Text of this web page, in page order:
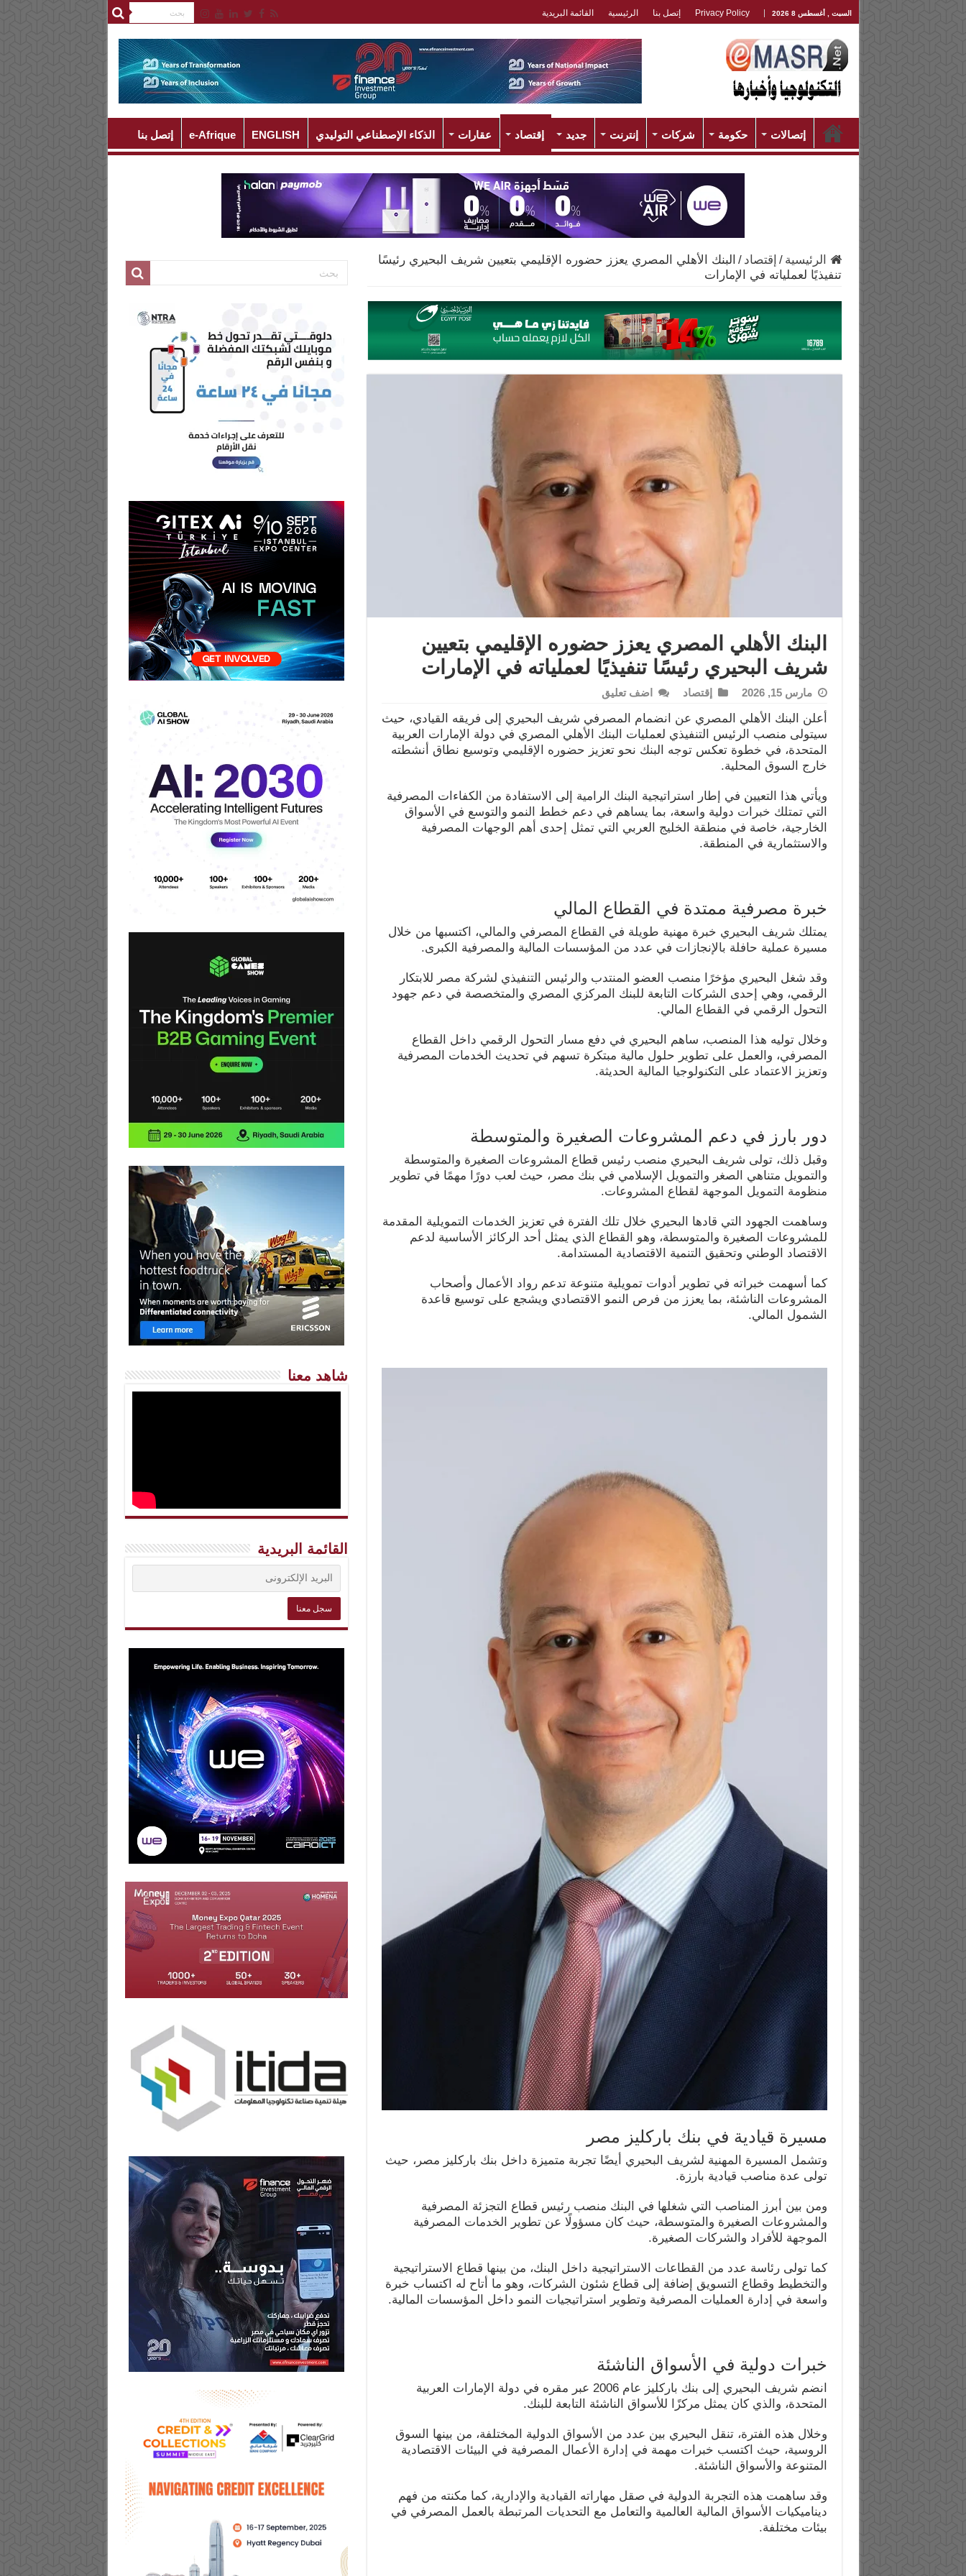
السبت , أغسطس 8 2026 Privacy Policy إتصل بنا الرئيسية القائمة البريدية
إتصالات حكومة شركات إنترنت جديد إقتصاد عقارات الذكاء الإصطناعي التوليدي ENGLISH
e-Afrique إتصل بنا
الرئيسية / إقتصاد / البنك الأهلي المصري يعزز حضوره الإقليمي بتعيين شريف البحيري رئيسًا
تنفيذيًا لعملياته في الإمارات
البنك الأهلي المصري يعزز حضوره الإقليمي بتعيين
شريف البحيري رئيسًا تنفيذيًا لعملياته في الإمارات
مارس 15, 2026 إقتصاد اضف تعليق
أعلن البنك الأهلي المصري عن انضمام المصرفي شريف البحيري إلى فريقه القيادي، حيث
سيتولى منصب الرئيس التنفيذي لعمليات البنك الأهلي المصري في دولة الإمارات العربية
المتحدة، في خطوة تعكس توجه البنك نحو تعزيز حضوره الإقليمي وتوسيع نطاق أنشطته
خارج السوق المحلية.
ويأتي هذا التعيين في إطار استراتيجية البنك الرامية إلى الاستفادة من الكفاءات المصرفية
التي تمتلك خبرات دولية واسعة، بما يساهم في دعم خطط النمو والتوسع في الأسواق
الخارجية، خاصة في منطقة الخليج العربي التي تمثل إحدى أهم الوجهات المصرفية
والاستثمارية في المنطقة.
خبرة مصرفية ممتدة في القطاع المالي
يمتلك شريف البحيري خبرة مهنية طويلة في القطاع المصرفي والمالي، اكتسبها من خلال
مسيرة عملية حافلة بالإنجازات في عدد من المؤسسات المالية والمصرفية الكبرى.
وقد شغل البحيري مؤخرًا منصب العضو المنتدب والرئيس التنفيذي لشركة مصر للابتكار
الرقمي، وهي إحدى الشركات التابعة للبنك المركزي المصري والمتخصصة في دعم جهود
التحول الرقمي في القطاع المالي.
وخلال توليه هذا المنصب، ساهم البحيري في دفع مسار التحول الرقمي داخل القطاع
المصرفي، والعمل على تطوير حلول مالية مبتكرة تسهم في تحديث الخدمات المصرفية
وتعزيز الاعتماد على التكنولوجيا المالية الحديثة.
دور بارز في دعم المشروعات الصغيرة والمتوسطة
وقبل ذلك، تولى شريف البحيري منصب رئيس قطاع المشروعات الصغيرة والمتوسطة
والتمويل متناهي الصغر والتمويل الإسلامي في بنك مصر، حيث لعب دورًا مهمًا في تطوير
منظومة التمويل الموجهة لقطاع المشروعات.
وساهمت الجهود التي قادها البحيري خلال تلك الفترة في تعزيز الخدمات التمويلية المقدمة
للمشروعات الصغيرة والمتوسطة، وهو القطاع الذي يمثل أحد الركائز الأساسية لدعم
الاقتصاد الوطني وتحقيق التنمية الاقتصادية المستدامة.
كما أسهمت خبراته في تطوير أدوات تمويلية متنوعة تدعم رواد الأعمال وأصحاب
المشروعات الناشئة، بما يعزز من فرص النمو الاقتصادي ويشجع على توسيع قاعدة
الشمول المالي.
مسيرة قيادية في بنك باركليز مصر
وتشمل المسيرة المهنية لشريف البحيري أيضًا تجربة متميزة داخل بنك باركليز مصر، حيث
تولى عدة مناصب قيادية بارزة.
ومن بين أبرز المناصب التي شغلها في البنك منصب رئيس قطاع التجزئة المصرفية
والمشروعات الصغيرة والمتوسطة، حيث كان مسؤولًا عن تطوير الخدمات المصرفية
الموجهة للأفراد والشركات الصغيرة.
كما تولى رئاسة عدد من القطاعات الاستراتيجية داخل البنك، من بينها قطاع الاستراتيجية
والتخطيط وقطاع التسويق إضافة إلى قطاع شئون الشركات، وهو ما أتاح له اكتساب خبرة
واسعة في إدارة العمليات المصرفية وتطوير استراتيجيات النمو داخل المؤسسات المالية.
خبرات دولية في الأسواق الناشئة
انضم شريف البحيري إلى بنك باركليز عام 2006 عبر مقره في دولة الإمارات العربية
المتحدة، والذي كان يمثل مركزًا للأسواق الناشئة التابعة للبنك.
وخلال هذه الفترة، تنقل البحيري بين عدد من الأسواق الدولية المختلفة، من بينها السوق
الروسية، حيث اكتسب خبرات مهمة في إدارة الأعمال المصرفية في البيئات الاقتصادية
المتنوعة والأسواق الناشئة.
وقد ساهمت هذه التجربة الدولية في صقل مهاراته القيادية والإدارية، كما مكنته من فهم
ديناميكيات الأسواق المالية العالمية والتعامل مع التحديات المرتبطة بالعمل المصرفي في
بيئات مختلفة.
شاهد معنا
القائمة البريدية